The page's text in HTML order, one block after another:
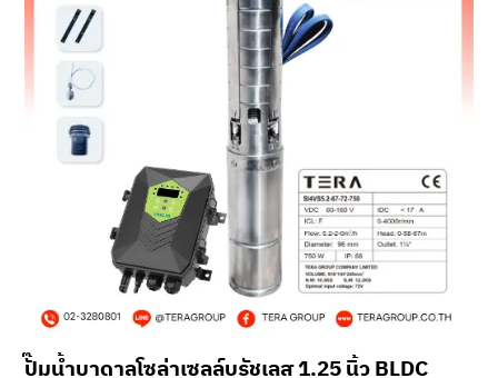
ปั๊มน้ำบาดาลโซล่าเซลล์บรัชเลส 1.25 นิ้ว BLDC